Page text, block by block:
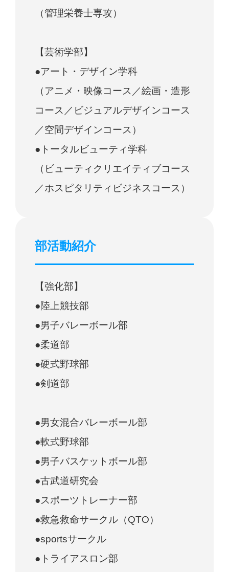
（管理栄養士専攻）
【芸術学部】
●アート・デザイン学科
（アニメ・映像コース／絵画・造形
コース／ビジュアルデザインコース
／空間デザインコース）
●トータルビューティ学科
（ビューティクリエイティブコース
／ホスピタリティビジネスコース）
部活動紹介
【強化部】
●陸上競技部
●男子バレーボール部
●柔道部
●硬式野球部
●剣道部
●男女混合バレーボール部
●軟式野球部
●男子バスケットボール部
●古武道研究会
●スポーツトレーナー部
●救急救命サークル（QTO）
●sportsサークル
●トライアスロン部